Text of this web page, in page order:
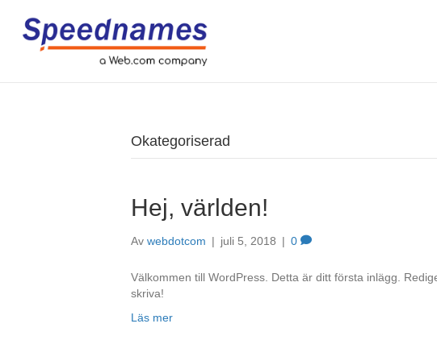
Okategoriserad
Hej, världen!
Av webdotcom | juli 5, 2018 | 0
Välkommen till WordPress. Detta är ditt första inlägg.
skriva!
Läs mer